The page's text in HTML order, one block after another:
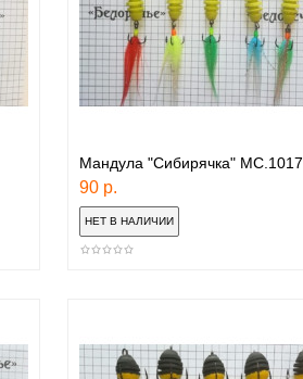
Мандула "Сибирячка" МС.1017
90 р.